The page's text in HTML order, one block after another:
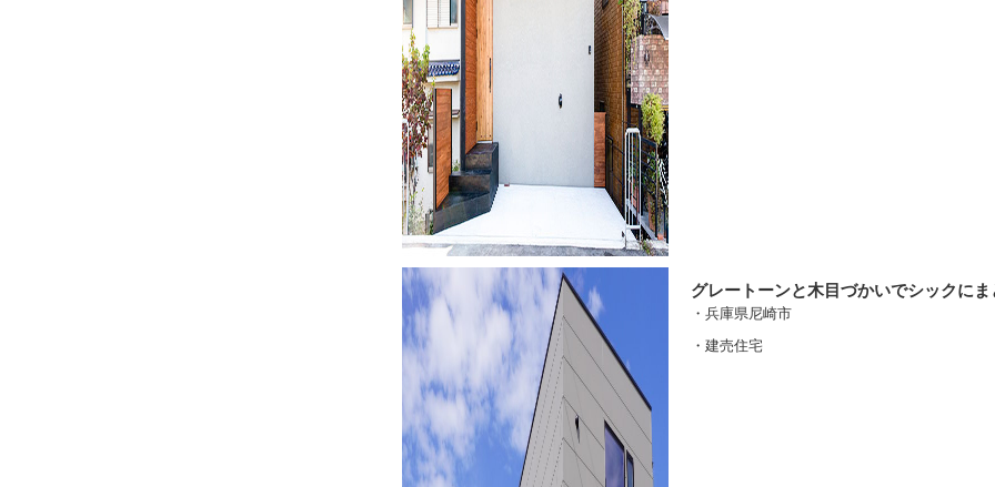
グレートーンと木目づかいでシックに
・兵庫県尼崎市
・建売住宅